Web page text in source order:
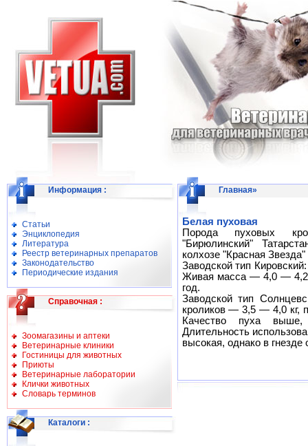
Информация :
Статьи
Энциклопедия
Литература
Реестр ветеринарных препаратов
Законодательство
Периодические издания
Справочная :
Зоомагазины и аптеки
Ветеринарные клиники
Гостиницы для животных
Приюты
Ветеринарные лаборатории
Клички животных
Словарь терминов
Каталоги :
Главная»
Белая пуховая
Порода пуховых
"Бирюлинский"
колхозе "Красная
Заводской тип
Живая масса — 4,0 — 4,2
год.
Заводской тип
кроликов — 3,5 — 4,0 кг,
Качество пуха
Длительность
высокая, однако в гнезде